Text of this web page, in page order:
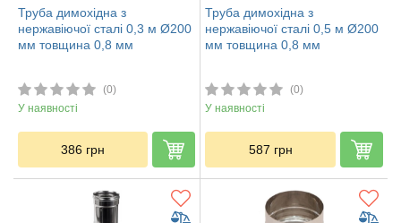
Труба димохідна з
нержавіючої сталі 0,3 м Ø200
мм товщина 0,8 мм
(0)
У наявності
386 грн
Труба димохідна з
нержавіючої сталі 0,5 м Ø200
мм товщина 0,8 мм
(0)
У наявності
587 грн